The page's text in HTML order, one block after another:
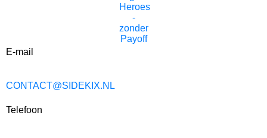
E-mail
CONTACT@SIDEKIX.NL
Telefoon